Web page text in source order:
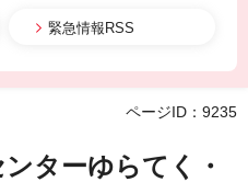
緊急情報RSS
ページID：9235
ターゆらてく・